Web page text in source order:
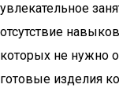
увлекательное
отсутствие
которых не нужно
готовые изделия